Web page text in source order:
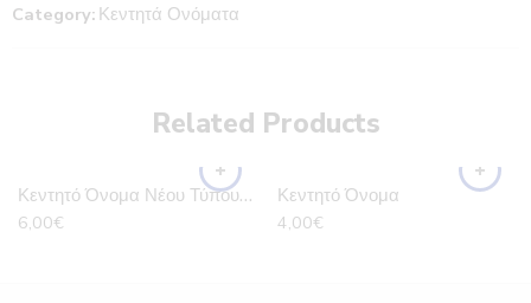
Category: Κεντητά Ονόματα
Related Products
Κεντητό Όνομα Νέου Τύπου Με Πλοίο
6,00€
Κεντητό Όνομα
4,00€